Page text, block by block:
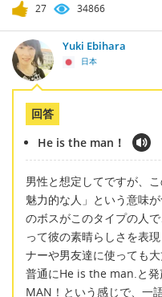
27 34866
Yuki Ebihara
日本
回答
He is the man！
男性と想定してですが、
魅力的な人」という意味
のボスがこのタイプの人
って彼の素晴らしさを表
ナーや男友達に使っても大
普通にHe is the man.と発
MAN！という感じで、一